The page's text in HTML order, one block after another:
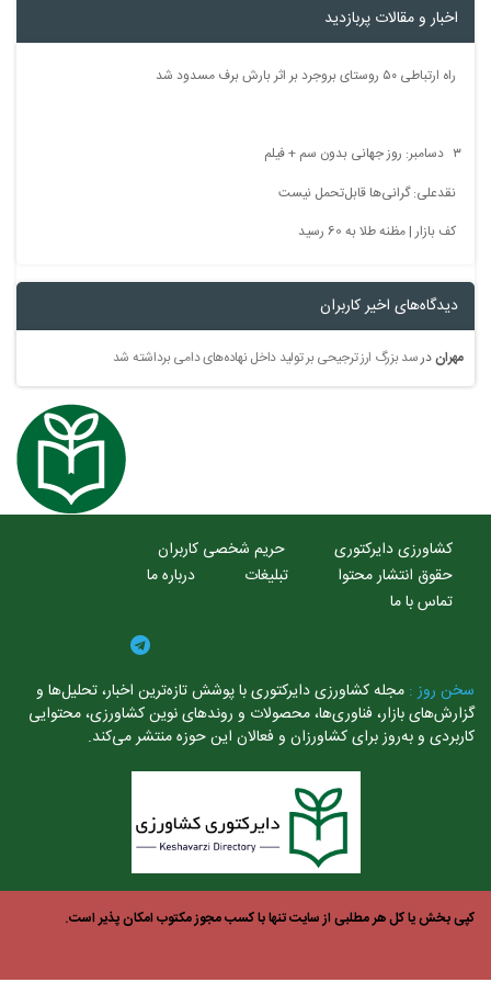
اخبار و مقالات پربازدید
راه ارتباطی ۵۰ روستای بروجرد بر اثر بارش برف مسدود شد
نقدعلی: گرانی‌ها قابل‌تحمل نیست
کف بازار | مظنه طلا به 60 رسید
دیدگاه‌های اخیر کاربران
مهراندرسد بزرگ ارز ترجیحی بر تولید داخل نهاده‌های دامی برداشته شد
کشاورزی دایرکتوری
حریم شخصی کاربران
حقوق انتشار محتوا
تبلیغات
درباره ما
تماس با ما
روز :مجله کشاورزی دایرکتوری با پوشش تازه‌ترین اخبار، تحلیل‌ها و
بازار، فناوری‌ها، محصولات و روندهای نوین کشاورزی، محتوایی
و به‌روز برای کشاورزان و فعالان این حوزه منتشر می‌کند.
بخش یا کل هر مطلبی از سایت تنها با کسب مجوز مکتوب امکان پذیر است.